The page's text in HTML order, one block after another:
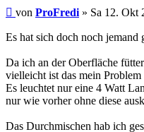
Beitrag
von ProFredi » Sa 12. Okt
Es hat sich doch noch jemand
Da ich an der Oberfläche
vielleicht ist das mein
Es leuchtet nur eine 4 Watt
nur wie vorher ohne diese
Das Durchmischen hab ich